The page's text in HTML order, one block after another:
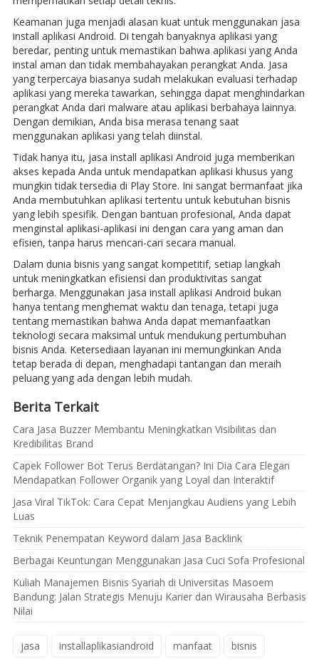
Keamanan juga menjadi alasan kuat untuk menggunakan jasa
install aplikasi Android. Di tengah banyaknya aplikasi yang
beredar, penting untuk memastikan bahwa aplikasi yang Anda
instal aman dan tidak membahayakan perangkat Anda. Jasa
yang terpercaya biasanya sudah melakukan evaluasi terhadap
aplikasi yang mereka tawarkan, sehingga dapat menghindarkan
perangkat Anda dari malware atau aplikasi berbahaya lainnya.
Dengan demikian, Anda bisa merasa tenang saat
menggunakan aplikasi yang telah diinstal.
Tidak hanya itu, jasa install aplikasi Android juga memberikan
akses kepada Anda untuk mendapatkan aplikasi khusus yang
mungkin tidak tersedia di Play Store. Ini sangat bermanfaat jika
Anda membutuhkan aplikasi tertentu untuk kebutuhan bisnis
yang lebih spesifik. Dengan bantuan profesional, Anda dapat
menginstal aplikasi-aplikasi ini dengan cara yang aman dan
efisien, tanpa harus mencari-cari secara manual.
Dalam dunia bisnis yang sangat kompetitif, setiap langkah
untuk meningkatkan efisiensi dan produktivitas sangat
berharga. Menggunakan jasa install aplikasi Android bukan
hanya tentang menghemat waktu dan tenaga, tetapi juga
tentang memastikan bahwa Anda dapat memanfaatkan
teknologi secara maksimal untuk mendukung pertumbuhan
bisnis Anda. Ketersediaan layanan ini memungkinkan Anda
tetap berada di depan, menghadapi tantangan dan meraih
peluang yang ada dengan lebih mudah.
Berita Terkait
Cara Jasa Buzzer Membantu Meningkatkan Visibilitas dan
Kredibilitas Brand
Capek Follower Bot Terus Berdatangan? Ini Dia Cara Elegan
Mendapatkan Follower Organik yang Loyal dan Interaktif
Jasa Viral TikTok: Cara Cepat Menjangkau Audiens yang Lebih
Luas
Teknik Penempatan Keyword dalam Jasa Backlink
Berbagai Keuntungan Menggunakan Jasa Cuci Sofa Profesional
Kuliah Manajemen Bisnis Syariah di Universitas Masoem
Bandung: Jalan Strategis Menuju Karier dan Wirausaha Berbasis
Nilai
jasa installaplikasiandroid manfaat bisnis